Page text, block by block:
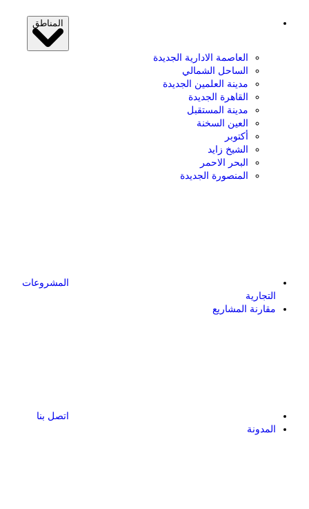
المناطق
العاصمة الادارية الجديدة
الساحل الشمالي
مدينة العلمين الجديدة
القاهرة الجديدة
مدينة المستقبل
العين السخنة
أكتوبر
الشيخ زايد
البحر الاحمر
المنصورة الجديدة
المشروعات
التجارية
مقارنة المشاريع
اتصل بنا
المدونة